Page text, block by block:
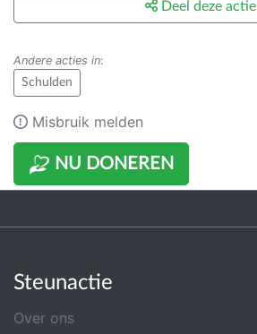
NU DONEREN
Deel deze actie
Andere acties in:
Schulden
Misbruik melden
Steunactie
Over ons